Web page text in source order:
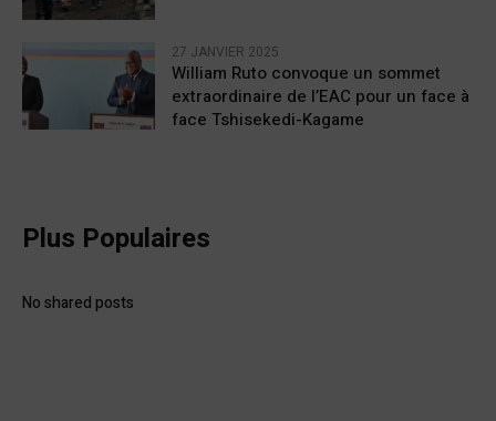
27 JANVIER 2025
William Ruto convoque un sommet
extraordinaire de l’EAC pour un face à
face Tshisekedi-Kagame
Plus Populaires
No shared posts